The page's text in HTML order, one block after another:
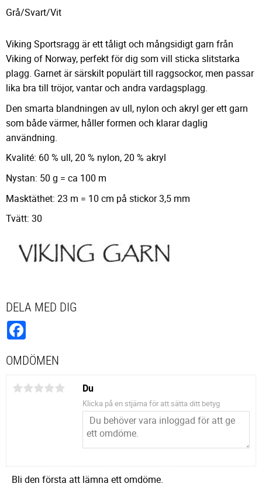
Grå/Svart/Vit
Viking Sportsragg är ett tåligt och mångsidigt garn från
Viking of Norway, perfekt för dig som vill sticka slitstarka
plagg. Garnet är särskilt populärt till raggsockor, men passar
lika bra till tröjor, vantar och andra vardagsplagg.
Den smarta blandningen av ull, nylon och akryl ger ett garn
som både värmer, håller formen och klarar daglig
användning.
Kvalité: 60 % ull, 20 % nylon, 20 % akryl
Nystan: 50 g = ca 100 m
Masktäthet: 23 m = 10 cm på stickor 3,5 mm
Tvätt: 30
DELA MED DIG
OMDÖMEN
Du
Klicka på en stjärna för att sätta ditt betyg
Bli den första att lämna ett omdöme.